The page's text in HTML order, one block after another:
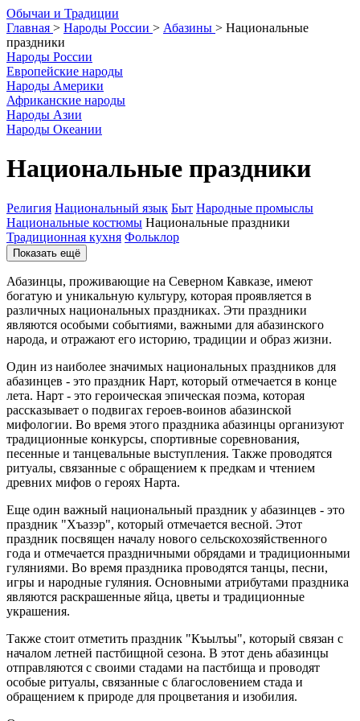
Обычаи и Традиции
Главная > Народы России > Абазины > Национальные
праздники
Народы России
Европейские народы
Народы Америки
Африканские народы
Народы Азии
Народы Океании
Национальные праздники
Религия Национальный язык Быт Народные промыслы
Национальные костюмы Национальные праздники
Традиционная кухня Фольклор
Показать ещё
Абазинцы, проживающие на Северном Кавказе, имеют
богатую и уникальную культуру, которая проявляется в
различных национальных праздниках. Эти праздники
являются особыми событиями, важными для абазинского
народа, и отражают его историю, традиции и образ жизни.
Один из наиболее значимых национальных праздников для
абазинцев - это праздник Нарт, который отмечается в конце
лета. Нарт - это героическая эпическая поэма, которая
рассказывает о подвигах героев-воинов абазинской
мифологии. Во время этого праздника абазинцы организуют
традиционные конкурсы, спортивные соревнования,
песенные и танцевальные выступления. Также проводятся
ритуалы, связанные с обращением к предкам и чтением
древних мифов о героях Нарта.
Еще один важный национальный праздник у абазинцев - это
праздник "Хъазэр", который отмечается весной. Этот
праздник посвящен началу нового сельскохозяйственного
года и отмечается праздничными обрядами и традиционными
гуляниями. Во время праздника проводятся танцы, песни,
игры и народные гуляния. Основными атрибутами праздника
являются раскрашенные яйца, цветы и традиционные
украшения.
Также стоит отметить праздник "Къылъы", который связан с
началом летней пастбищной сезона. В этот день абазинцы
отправляются с своими стадами на пастбища и проводят
особые ритуалы, связанные с благословением стада и
обращением к природе для процветания и изобилия.